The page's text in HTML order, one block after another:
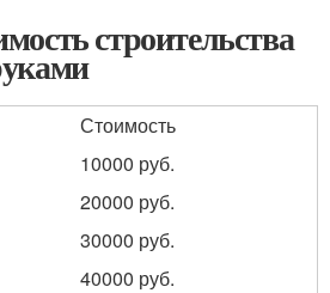
строительства
Стоимость
10000 руб.
20000 руб.
30000 руб.
40000 руб.